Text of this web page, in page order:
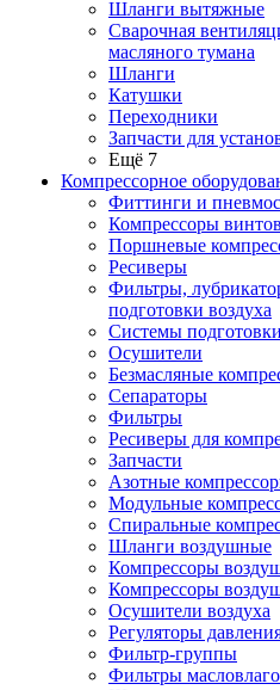
Шланги вытяжные
Сварочная
масляного тумана
Шланги
Катушки
Переходники
Запчасти для
Ещё 7
Компрессорное
Фиттинги и
Компрессоры
Поршневые
Ресиверы
Фильтры,
подготовки воздуха
Системы
Осушители
Безмасляные
Сепараторы
Фильтры
Ресиверы для
Запчасти
Азотные
Модульные
Спиральные
Шланги воздушные
Компрессоры
Компрессоры
Осушители воздуха
Регуляторы
Фильтр-группы
Фильтры